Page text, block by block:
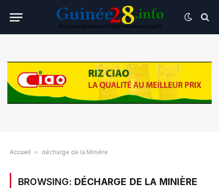
Accueil » décharge de la Minière
BROWSING: DÉCHARGE DE LA MINIÈRE